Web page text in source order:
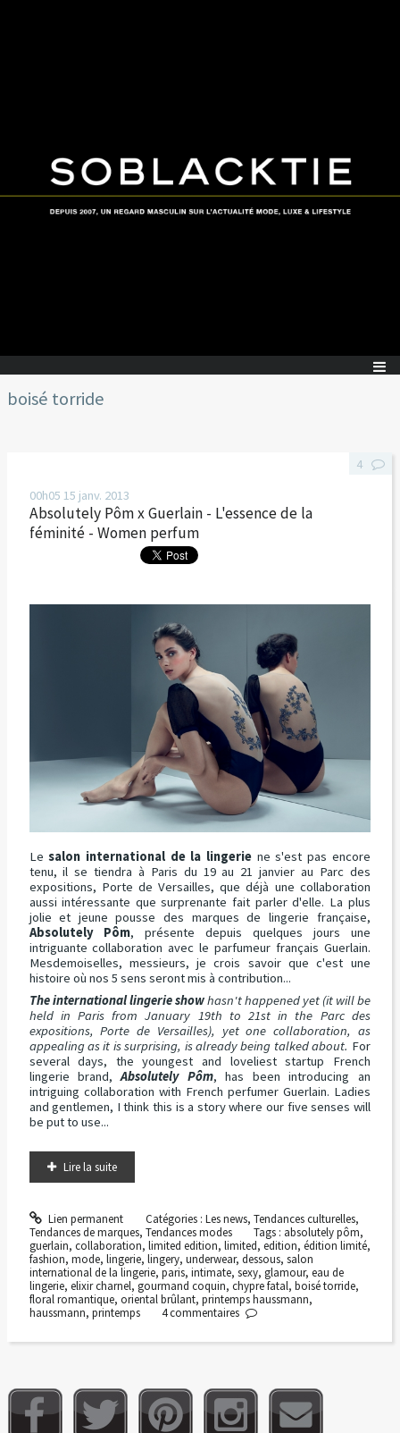
boisé torride
00h05 15 janv. 2013
Absolutely Pôm x Guerlain - L'essence de la
féminité - Women perfum
Lesalon international de la lingeriene s'est pas encore
tenu, il se tiendra à Paris du 19 au 21 janvier au Parc des
expositions, Porte de Versailles, que déjà une collaboration
aussi intéressante que surprenante fait parler d'elle. La plus
jolie et jeune pousse des marques de lingerie française,
Absolutely Pôm, présente depuis quelques jours une
intriguante collaboration avec le parfumeur français Guerlain.
Mesdemoiselles, messieurs, je crois savoir que c'est une
histoire où nos 5 sens seront mis à contribution...
The international lingerie showhasn't happened yet (it will be
held in Paris from January 19th to 21st in the Parc des
expositions, Porte de Versailles), yet one collaboration, as
appealing as it is surprising, is already being talked about. For
several days, the youngest and loveliest startup French
lingerie brand,Absolutely Pôm, has been introducing an
intriguing collaboration with French perfumer Guerlain. Ladies
and gentlemen, I think this is a story where our five senses will
be put to use...
Lire la suite
Lien permanent Catégories : Les news, Tendances culturelles,
Tendances de marques, Tendances modes Tags : absolutely pôm,
guerlain, collaboration, limited edition, limited, edition, édition limité,
fashion, mode, lingerie, lingery, underwear, dessous, salon
international de la lingerie, paris, intimate, sexy, glamour, eau de
lingerie, elixir charnel, gourmand coquin, chypre fatal, boisé torride,
floral romantique, oriental brûlant, printemps haussmann,
haussmann, printemps
4
4commentaires